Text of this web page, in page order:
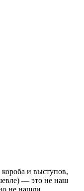
короба и выступов,
— это не наш
не нашли